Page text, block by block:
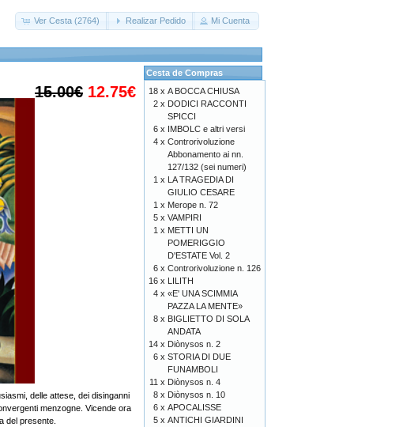
Ver Cesta (2764) Realizar Pedido Mi Cuenta
15.00€ 12.75€
delle attese, dei disinganni
menzogne. Vicende ora
del presente.
Cesta de Compras
18 x A BOCCA CHIUSA
2 x DODICI RACCONTI
SPICCI
6 x IMBOLC e altri versi
4 x Controrivoluzione
Abbonamento ai nn.
127/132 (sei numeri)
1 x LA TRAGEDIA DI
GIULIO CESARE
1 x Merope n. 72
5 x VAMPIRI
1 x METTI UN
POMERIGGIO
D'ESTATE Vol. 2
6 x Controrivoluzione n. 126
16 x LILITH
4 x «E' UNA SCIMMIA
PAZZA LA MENTE»
8 x BIGLIETTO DI SOLA
ANDATA
14 x Diònysos n. 2
6 x STORIA DI DUE
FUNAMBOLI
11 x Diònysos n. 4
8 x Diònysos n. 10
6 x APOCALISSE
5 x ANTICHI GIARDINI